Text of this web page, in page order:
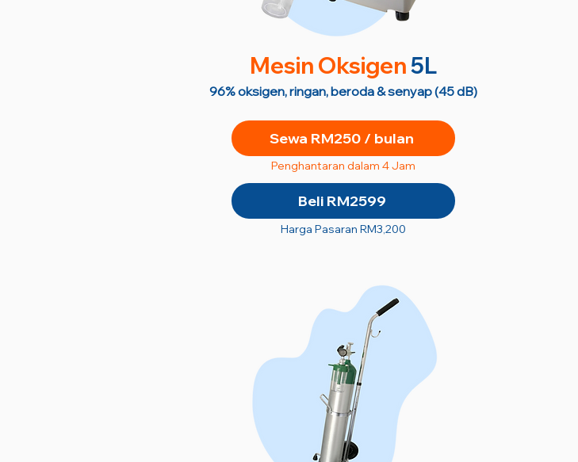
Mesin Oksigen5L
96% oksigen, ringan, beroda & senyap (45 dB)
Sewa RM250 / bulan
Penghantaran dalam 4 Jam
Beli RM2599
Harga Pasaran RM3,200